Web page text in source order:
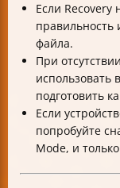
Если
файла.
При
подготовить
Если
попробуйте
Mode, и